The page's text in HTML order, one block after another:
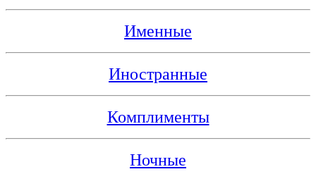
Именные
Иностранные
Комплименты
Ночные